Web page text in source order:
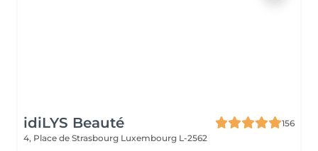
idiLYS Beauté
156
4, Place de Strasbourg Luxembourg L-2562